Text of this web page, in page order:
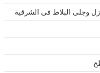
وجلى البلاط فى الشرقية